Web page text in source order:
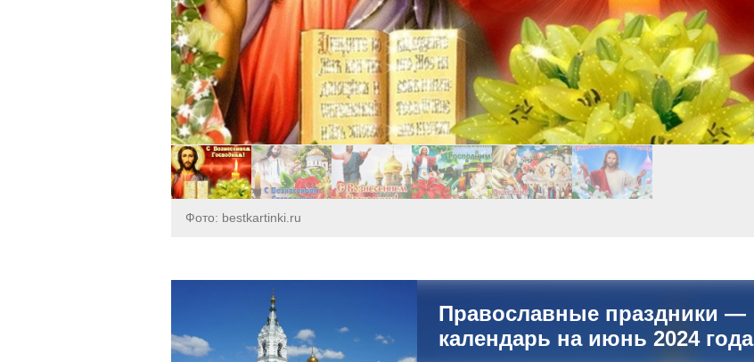
Фото: bestkartinki.ru
Православные праздники —
календарь на июнь 2024 года